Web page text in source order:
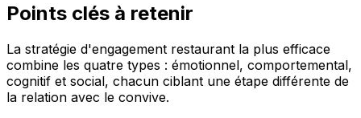
Points clés à retenir
La stratégie d'engagement restaurant la plus efficace
combine les quatre types : émotionnel, comportemental,
cognitif et social, chacun ciblant une étape différente de
la relation avec le convive.